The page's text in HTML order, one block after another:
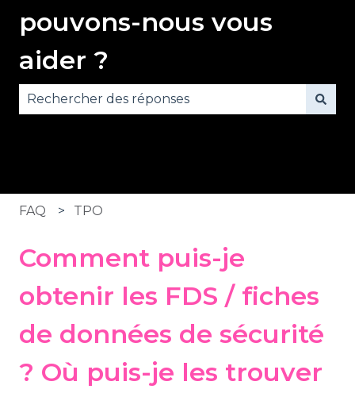
pouvons-nous vous
aider ?
FAQ TPO
Comment puis-je
obtenir les FDS / fiches
de données de sécurité
? Où puis-je les trouver